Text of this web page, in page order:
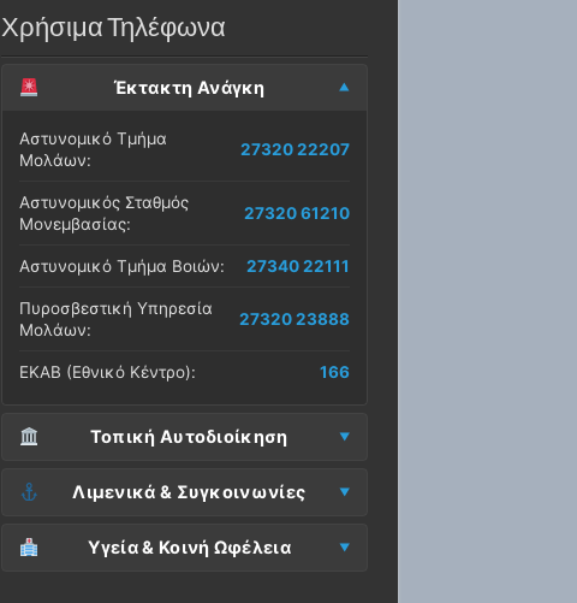
Χρήσιμα Τηλέφωνα
Έκτακτη Ανάγκη
Αστυνομικό Τμήμα
Μολάων:
27320 22207
Αστυνομικός Σταθμός
Μονεμβασίας:
27320 61210
Αστυνομικό Τμήμα Βοιών: 27340 22111
Πυροσβεστική Υπηρεσία
Μολάων:
27320 23888
ΕΚΑΒ (Εθνικό Κέντρο): 166
Τοπική Αυτοδιοίκηση
Δήμος Μονεμβασίας
(Έδρα):
27323 60500
Δ.Ε. Μονεμβασίας
27323 60019
Λιμενικά & Συγκοινωνίες
Λιμεναρχείο
Μονεμβασίας:
27320 61266
Υγεία & Κοινή Ωφέλεια